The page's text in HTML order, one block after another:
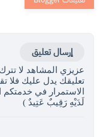
إرسال تعليق
عزيزي المشاهد لا
تعليقك يدل عليك فلا
الاستمرار في خدمتكم
لَدَيْهِ رَقِيبٌ عَتِيدٌ )